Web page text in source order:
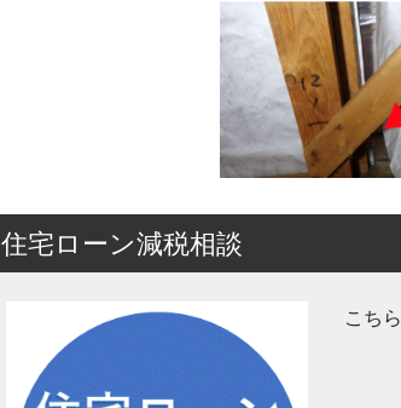
住宅ローン減税相談
こちら